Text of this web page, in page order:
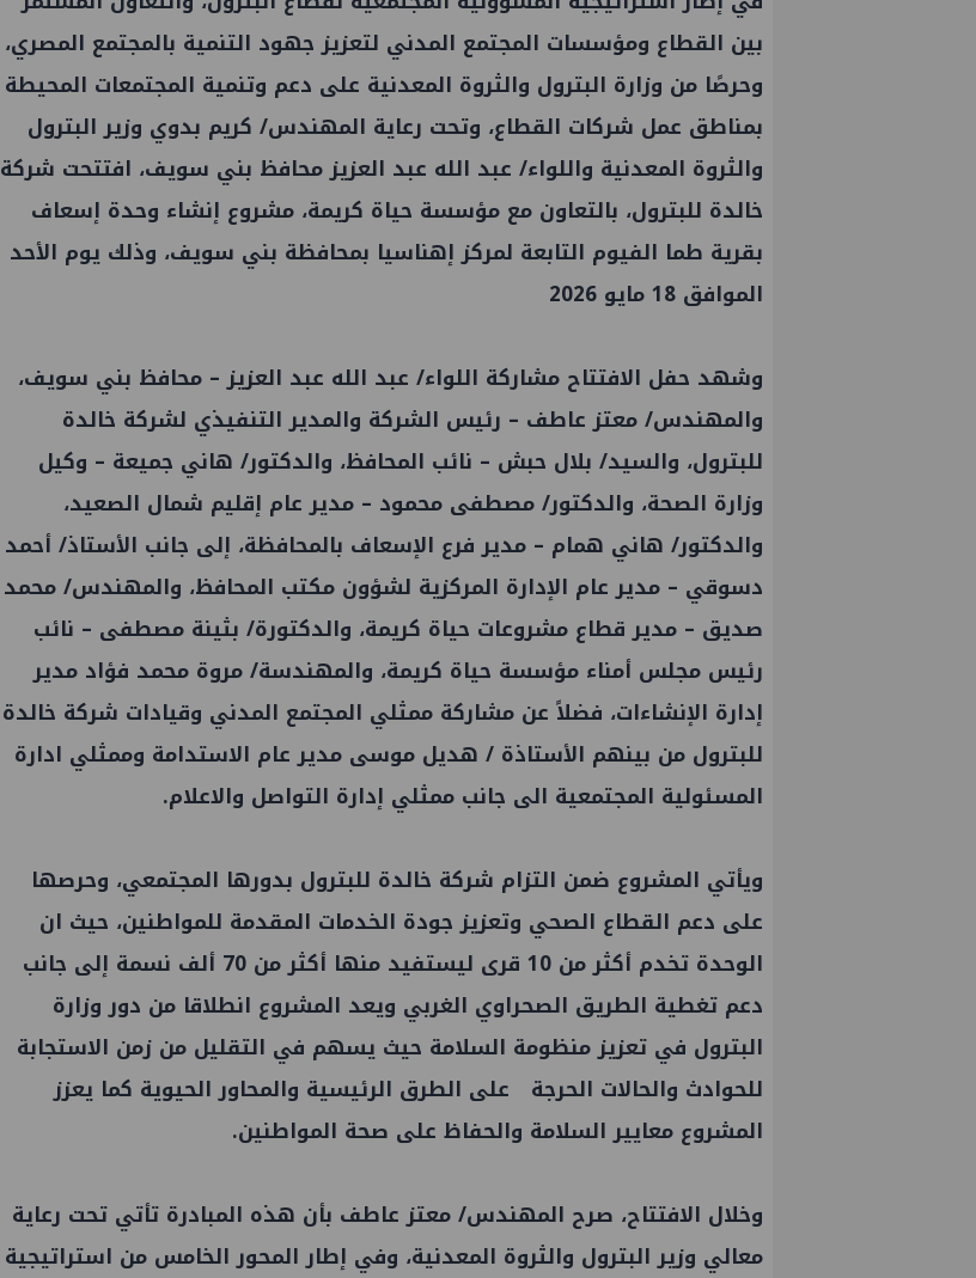
بين القطاع ومؤسسات المجتمع المدني لتعزيز جهود التنمية بالمجتمع المصري،
وحرصًا من وزارة البترول والثروة المعدنية على دعم وتنمية المجتمعات المحيطة
بمناطق عمل شركات القطاع، وتحت رعاية المهندس/ كريم بدوي وزير البترول
والثروة المعدنية واللواء/ عبد الله عبد العزيز محافظ بني سويف، افتتحت شركة
خالدة للبترول، بالتعاون مع مؤسسة حياة كريمة، مشروع إنشاء وحدة إسعاف
بقرية طما الفيوم التابعة لمركز إهناسيا بمحافظة بني سويف، وذلك يوم الأحد
الموافق 18 مايو 2026
وشهد حفل الافتتاح مشاركة اللواء/ عبد الله عبد العزيز – محافظ بني سويف،
والمهندس/ معتز عاطف – رئيس الشركة والمدير التنفيذي لشركة خالدة
للبترول، والسيد/ بلال حبش – نائب المحافظ، والدكتور/ هاني جميعة – وكيل
وزارة الصحة، والدكتور/ مصطفى محمود – مدير عام إقليم شمال الصعيد،
والدكتور/ هاني همام – مدير فرع الإسعاف بالمحافظة، إلى جانب الأستاذ/ أحمد
دسوقي – مدير عام الإدارة المركزية لشؤون مكتب المحافظ، والمهندس/ محمد
صديق – مدير قطاع مشروعات حياة كريمة، والدكتورة/ بثينة مصطفى – نائب
رئيس مجلس أمناء مؤسسة حياة كريمة، والمهندسة/ مروة محمد فؤاد مدير
إدارة الإنشاءات، فضلاً عن مشاركة ممثلي المجتمع المدني وقيادات شركة خالدة
للبترول من بينهم الأستاذة / هديل موسى مدير عام الاستدامة وممثلي ادارة
المسئولية المجتمعية الى جانب ممثلي إدارة التواصل والاعلام.
ويأتي المشروع ضمن التزام شركة خالدة للبترول بدورها المجتمعي، وحرصها
على دعم القطاع الصحي وتعزيز جودة الخدمات المقدمة للمواطنين، حيث ان
الوحدة تخدم أكثر من 10 قرى ليستفيد منها أكثر من 70 ألف نسمة إلى جانب
دعم تغطية الطريق الصحراوي الغربي ويعد المشروع انطلاقا من دور وزارة
البترول في تعزيز منظومة السلامة حيث يسهم في التقليل من زمن الاستجابة
للحوادث والحالات الحرجة على الطرق الرئيسية والمحاور الحيوية كما يعزز
المشروع معايير السلامة والحفاظ على صحة المواطنين.
وخلال الافتتاح، صرح المهندس/ معتز عاطف بأن هذه المبادرة تأتي تحت رعاية
معالي وزير البترول والثروة المعدنية، وفي إطار المحور الخامس من استراتيجية